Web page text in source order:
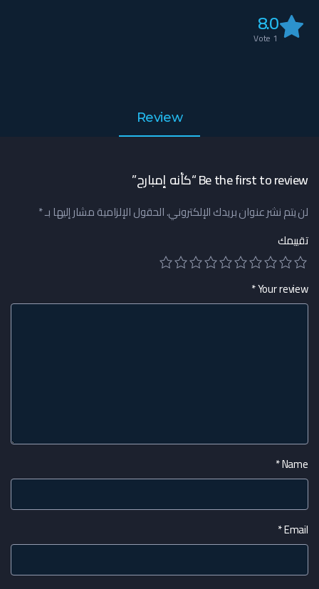
8.0
1
Review
Be the first to review “كأنه إمبارح”
لن يتم نشر عنوان بريدك الإلكتروني.الحقول الإلزامية مشار إليها بـ*
تقييمك
Your review
*
Name
*
Email
*